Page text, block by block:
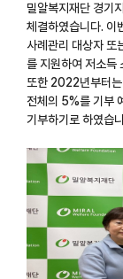
밀알복지재단 경기
체결하였습니다. 이
사례관리 대상자
를 지원하여 저소득
또한 2022년부터는
전체의 5%를 기부
기부하기로 하였습